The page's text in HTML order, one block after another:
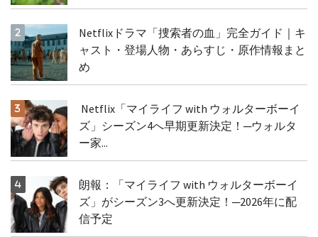
Netflixドラマ「捜索者の血」完全ガイド｜キ
ャスト・登場人物・あらすじ・原作情報まと
め
Netflix「マイライフ with ウォルターボーイ
ズ」シーズン4へ早期更新決定！─ウォルタ
ー家...
朗報：「マイライフ with ウォルターボーイ
ズ」がシーズン3へ更新決定！─2026年に配
信予定